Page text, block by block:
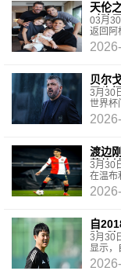
天伦
对孙
03月
返回阿
和儿子
贝尔
了也
3月30
世界杯
的进球
渡边
英格
3月30
在温布
队中卫
自
队6胜
3月30
显示，
赛中取